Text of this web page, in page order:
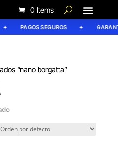
0 Items
PAGOS SEGUROS
“nano borgatta”